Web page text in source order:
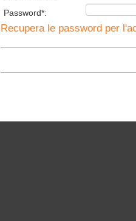
Password*:
Recupera le password per